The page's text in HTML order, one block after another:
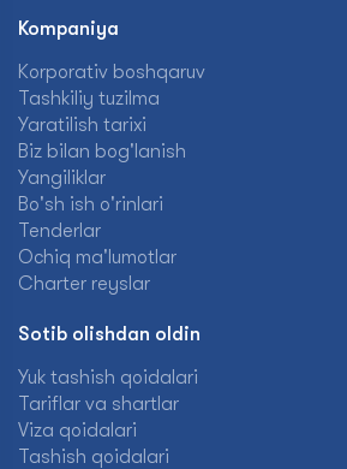
Kompaniya
Korporativ boshqaruv
Tashkiliy tuzilma
Yaratilish tarixi
Biz bilan bog'lanish
Yangiliklar
Bo'sh ish o'rinlari
Tenderlar
Ochiq ma'lumotlar
Charter reyslar
Sotib olishdan oldin
Yuk tashish qoidalari
Tariflar va shartlar
Viza qoidalari
Tashish qoidalari